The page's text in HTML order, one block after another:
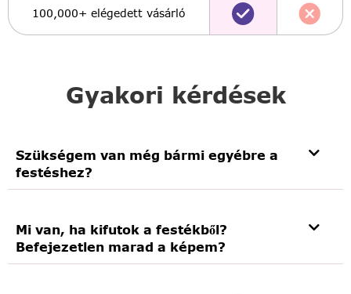
Gyakori kérdések
Szükségem van még bármi egyébre a
festéshez?
Mi van, ha kifutok a festékből?
Befejezetlen marad a képem?
100,000+ elégedett vásárló